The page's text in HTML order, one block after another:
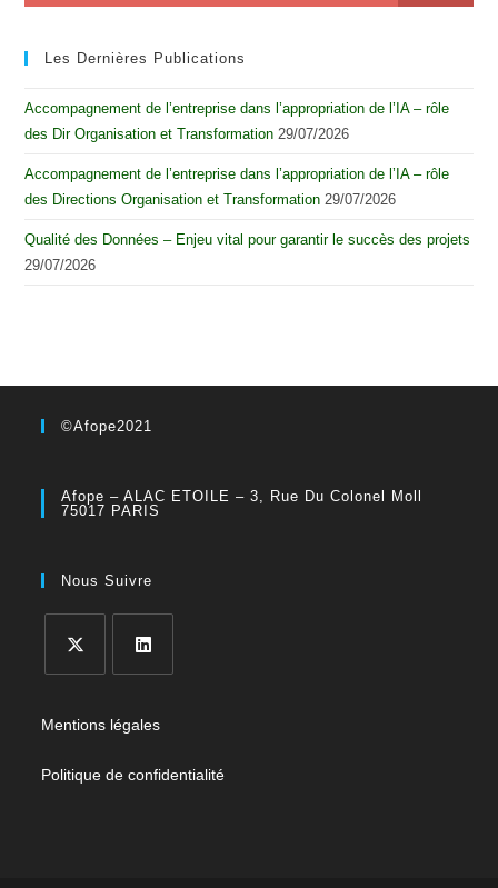
Les Dernières Publications
Accompagnement de l’entreprise dans l’appropriation de l’IA – rôle
des Dir Organisation et Transformation 29/07/2026
Accompagnement de l’entreprise dans l’appropriation de l’IA – rôle
des Directions Organisation et Transformation 29/07/2026
Qualité des Données – Enjeu vital pour garantir le succès des projets
29/07/2026
©Afope2021
Afope – ALAC ETOILE – 3, Rue Du Colonel Moll
75017 PARIS
Nous Suivre
Mentions légales
Politique de confidentialité